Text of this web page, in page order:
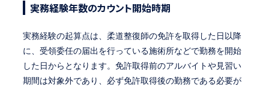
実務経験年数のカウント開始時期
実務経験の起算点は、柔道整復師の免許を取得した日以降
に、受領委任の届出を行っている施術所などで勤務を開始
した日からとなります。免許取得前のアルバイトや見習い
期間は対象外であり、必ず免許取得後の勤務である必要が